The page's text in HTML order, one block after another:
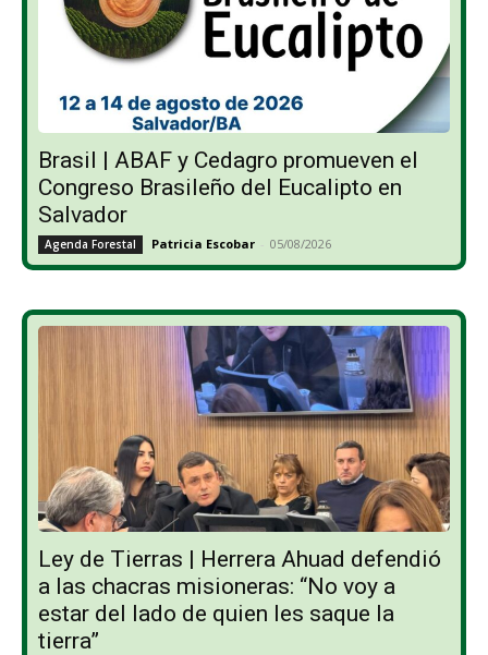
Brasil | ABAF y Cedagro promueven el
Congreso Brasileño del Eucalipto en
Salvador
Agenda Forestal Patricia Escobar - 05/08/2026
Ley de Tierras | Herrera Ahuad defendió
a las chacras misioneras: “No voy a
estar del lado de quien les saque la
tierra”